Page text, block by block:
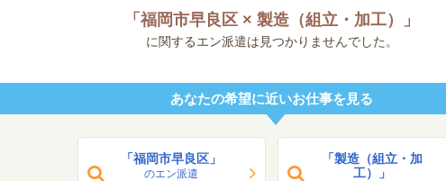
「 福岡市早良区 × 製造（組立・加工） 」
に関するエン派遣は見つかりませんでした。
あなたの希望に近いお仕事を見る
「福岡市早良区」
のエン派遣
「製造（組立・加
工）」